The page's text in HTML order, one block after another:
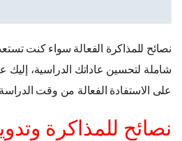
نصائح للمذاكرة الفعالة سواء كنت
شاملة لتحسين عاداتك الدراسية،
على الاستفادة الفعالة من وقت
نصائح للمذاكرة